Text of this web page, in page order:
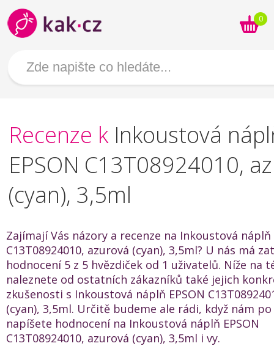
0
Recenze k Inkoustová
EPSON C13T08924010,
(cyan), 3,5ml
Zajímají Vás názory a recenze na Inkoustová náplň
C13T08924010, azurová (cyan), 3,5ml? U nás má
hodnocení 5 z 5 hvězdiček od 1 uživatelů. Níže na
naleznete od ostatních zákazníků také jejich
zkušenosti s Inkoustová náplň EPSON
(cyan), 3,5ml. Určitě budeme ale rádi, když nám
napíšete hodnocení na Inkoustová náplň EPSON
C13T08924010, azurová (cyan), 3,5ml i vy.